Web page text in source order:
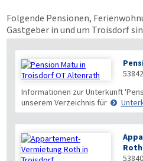
Folgende Pensionen,
Gastgeber in und um Troisdorf
53842
Informationen zur Unterkunft
unserem Verzeichnis für
Roth
53840